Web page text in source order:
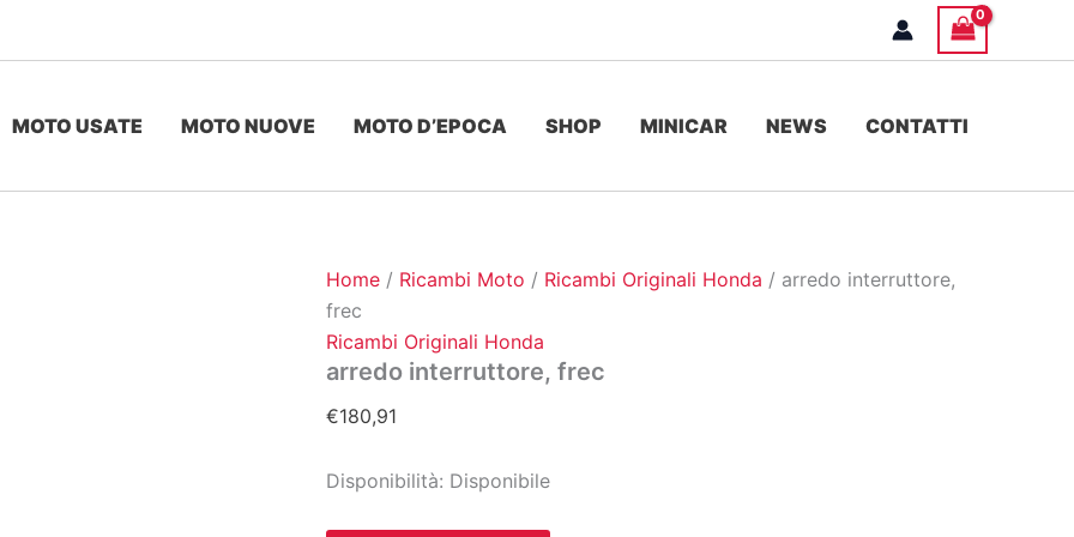
MOTO USATE MOTO NUOVE MOTO D’EPOCA SHOP MINICAR NEWS CONTATTI
Home / Ricambi Moto / Ricambi Originali Honda / arredo interruttore,
frec
Ricambi Originali Honda
arredo interruttore, frec
€180,91
Disponibilità: Disponibile